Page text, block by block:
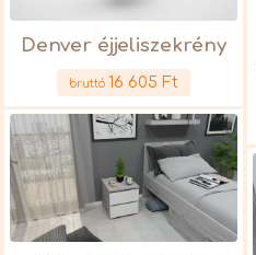
Denver éjjeliszekrény
Részletek
bruttó 16 605 Ft